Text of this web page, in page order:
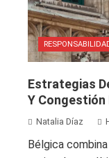
Estrategias
Y Congestión
Natalia Díaz
Bélgica